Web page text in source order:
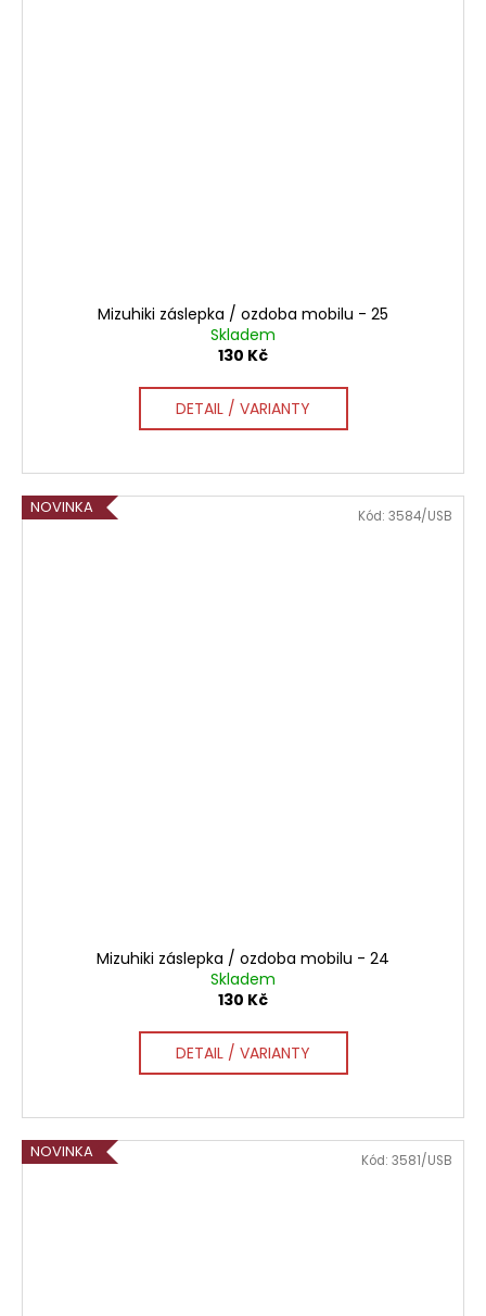
Mizuhiki záslepka / ozdoba mobilu - 25
Skladem
130 Kč
DETAIL / VARIANTY
NOVINKA
Mizuhiki záslepka / ozdoba mobilu - 24
Skladem
130 Kč
DETAIL / VARIANTY
Kód: 3584/USB
NOVINKA Kód: 3581/USB